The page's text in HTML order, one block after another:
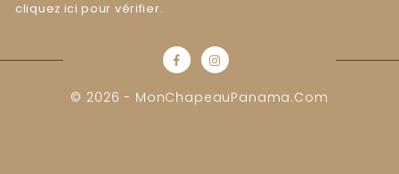
cliquez ici pour vérifier.
© 2026 - MonChapeauPanama.com